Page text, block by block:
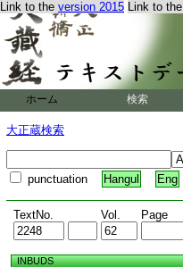
Link to the version 2015 Link to the
ホーム 検索
大正蔵検索
punctuation Hangul Eng
TextNo. Vol. Page
INBUDS